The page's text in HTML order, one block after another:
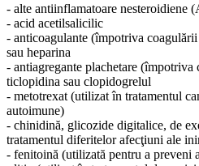
- alte antiinflamatoare nesteroidiene
- acid acetilsalicilic
- anticoagulante (împotriva
sau heparina
- antiagregante plachetare
ticlopidina sau clopidogrelul
- metotrexat (utilizat în tratamentul
autoimune)
- chinidină, glicozide digitalice, de
tratamentul diferitelor afecţiuni ale
- fenitoină (utilizată pentru a preveni